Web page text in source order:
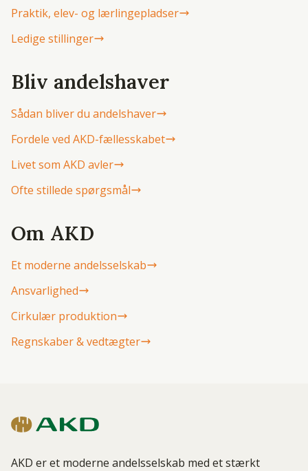
Praktik, elev- og lærlingepladser
Ledige stillinger
Bliv andelshaver
Sådan bliver du andelshaver
Fordele ved AKD-fællesskabet
Livet som AKD avler
Ofte stillede spørgsmål
Om AKD
Et moderne andelsselskab
Ansvarlighed
Cirkulær produktion
Regnskaber & vedtægter
AKD er et moderne andelsselskab med et stærkt